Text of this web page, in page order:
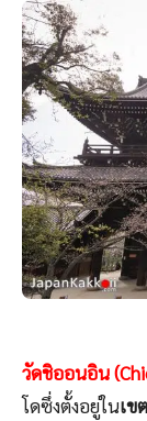
วัดชิออนอิน
โดซึ่งตั้งอยู่ในเข